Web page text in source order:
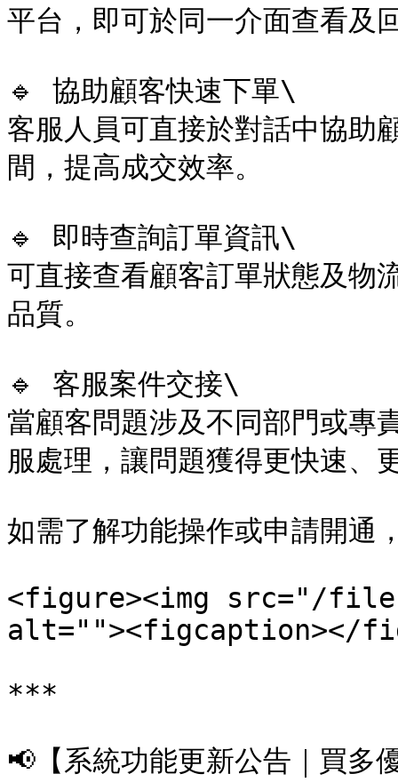
平台，即可於同一介面查看及
🔹 協助顧客快速下單\
客服人員可直接於對話中協助
間，提高成交效率。
🔹 即時查詢訂單資訊\
可直接查看顧客訂單狀態及物
品質。
🔹 客服案件交接\
當顧客問題涉及不同部門或專
服處理，讓問題獲得更快速、
如需了解功能操作或申請開通
<figure><img src="/files/
alt=""><figcaption></
***
📢【系統功能更新公告｜買